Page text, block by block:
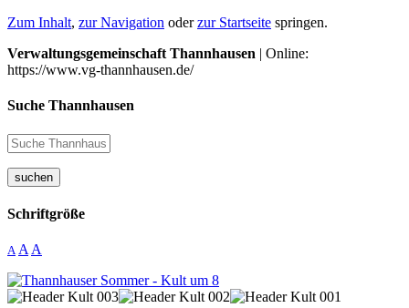
Zum Inhalt, zur Navigation oderzur Startseite springen.
Verwaltungsgemeinschaft Thannhausen | Online:
https://www.vg-thannhausen.de/
Suche Thannhausen
suchen
Schriftgröße
A A A